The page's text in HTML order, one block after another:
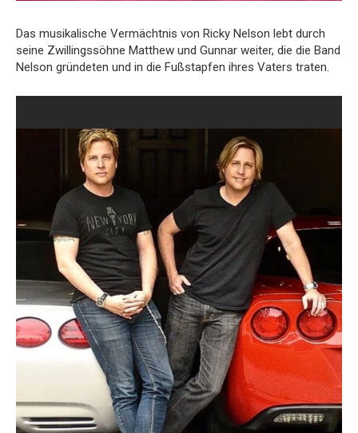
Das musikalische Vermächtnis von Ricky Nelson lebt durch
seine Zwillingssöhne Matthew und Gunnar weiter, die die Band
Nelson gründeten und in die Fußstapfen ihres Vaters traten.